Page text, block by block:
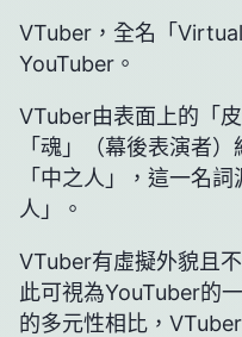
VTuber，全名「
YouTuber。
VTuber由表面上的「
「魂」（幕後表演者
「中之人」，這一名
人」。
VTuber有虛擬外貌且
此可視為YouTuber的
的多元性相比，